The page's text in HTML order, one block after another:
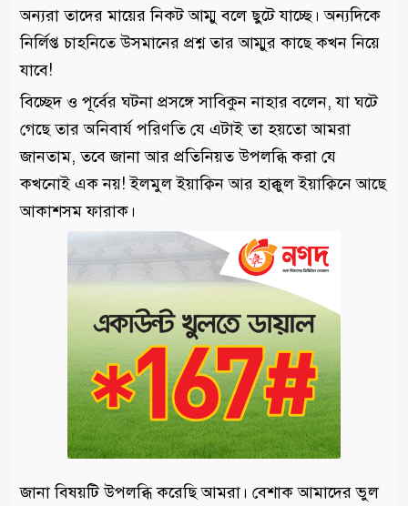
অন্যরা তাদের মায়ের নিকট আম্মু বলে ছুটে যাচ্ছে। অন্যদিকে
নির্লিপ্ত চাহনিতে উসমানের প্রশ্ন তার আম্মুর কাছে কখন নিয়ে
যাবে!
বিচ্ছেদ ও পূর্বের ঘটনা প্রসঙ্গে সাবিকুন নাহার বলেন, যা ঘটে
গেছে তার অনিবার্য পরিণতি যে এটাই তা হয়তো আমরা
জানতাম, তবে জানা আর প্রতিনিয়ত উপলব্ধি করা যে
কখনোই এক নয়! ইলমুল ইয়াক্বিন আর হাক্কুল ইয়াক্বিনে আছে
আকাশসম ফারাক।
জানা বিষয়টি উপলব্ধি করেছি আমরা। বেশাক আমাদের ভুল